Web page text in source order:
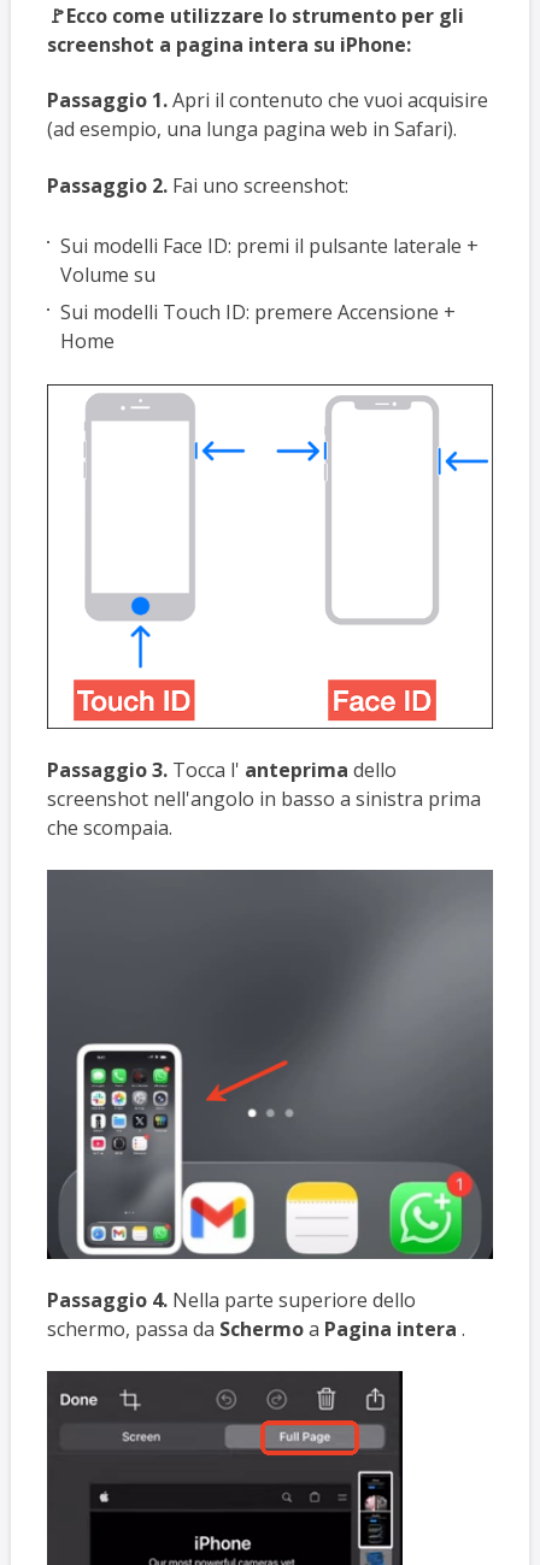
🚩Ecco come utilizzare lo strumento per gli
screenshot a pagina intera su iPhone:
Passaggio 1.Apri il contenuto che vuoi acquisire
(ad esempio, una lunga pagina web in Safari).
Passaggio 2.Fai uno screenshot:
Sui modelli Face ID: premi il pulsante laterale +
Volume su
Sui modelli Touch ID: premere Accensione +
Home
Passaggio 3.Tocca l' anteprima dello
screenshot nell'angolo in basso a sinistra prima
che scompaia.
Passaggio 4.Nella parte superiore dello
schermo, passa da Schermoa Pagina intera .